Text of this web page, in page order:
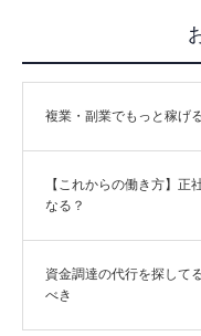
複業・副業でもっと稼げ
【これからの働き方】正
なる？
資金調達の代行を探して
べき